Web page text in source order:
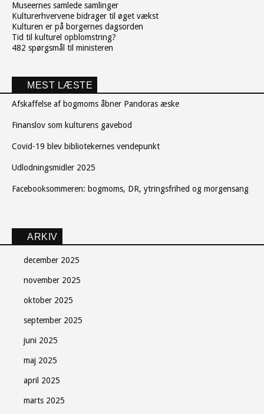
Museernes samlede samlinger
Kulturerhvervene bidrager til øget vækst
Kulturen er på borgernes dagsorden
Tid til kulturel opblomstring?
482 spørgsmål til ministeren
MEST LÆSTE
Afskaffelse af bogmoms åbner Pandoras æske
Finanslov som kulturens gavebod
Covid-19 blev bibliotekernes vendepunkt
Udlodningsmidler 2025
Facebooksommeren: bogmoms, DR, ytringsfrihed og morgensang
ARKIV
december 2025
november 2025
oktober 2025
september 2025
juni 2025
maj 2025
april 2025
marts 2025